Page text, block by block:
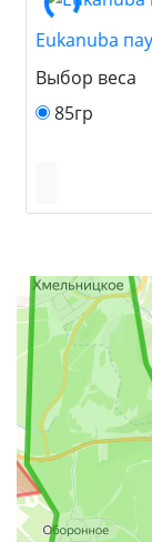
Eukanuba
Выбор веса
85гр